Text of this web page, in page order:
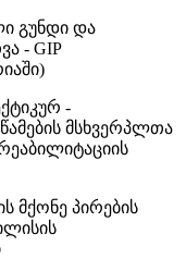
გუნდი და
- GIP
-
მსხვერპლთა
მქონე პირების